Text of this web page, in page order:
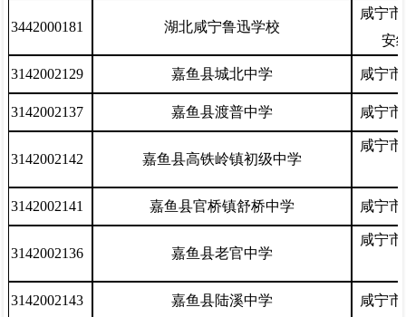
3442000181 湖北咸宁鲁迅学校
咸宁
安
3142002129 嘉鱼县城北中学 咸宁
3142002137 嘉鱼县渡普中学 咸宁
3142002142 嘉鱼县高铁岭镇初级中学
咸宁
3142002141 嘉鱼县官桥镇舒桥中学 咸宁
3142002136 嘉鱼县老官中学
咸宁
3142002143 嘉鱼县陆溪中学 咸宁